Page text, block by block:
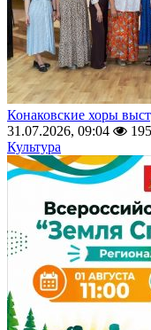
Конаковские хоры
31.07.2026, 09:04
195
Культура